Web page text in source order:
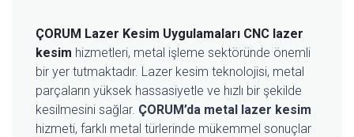
ÇORUM Lazer Kesim Uygulamaları CNC lazer
kesim hizmetleri, metal işleme sektöründe önemli
bir yer tutmaktadır. Lazer kesim teknolojisi, metal
parçaların yüksek hassasiyetle ve hızlı bir şekilde
kesilmesini sağlar. ÇORUM’da metal lazer kesim
hizmeti, farklı metal türlerinde mükemmel sonuçlar